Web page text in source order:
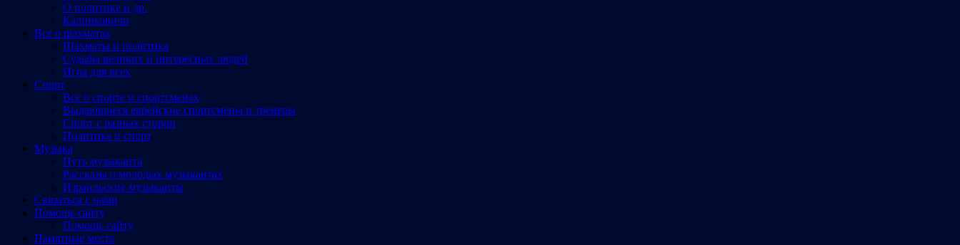
О политике и др.
Калинковичи
Все о шахматах
Шахматы и политика
Судьбы великих и интересных людей
Игра для всех
Спорт
Все о спорте и спортсменах
Выдающиеся еврейские спортсмены и тренеры
Спорт с разных сторон
Политика и спорт
Музыка
Путь музыканта
Рассказы о молодых музыкантах
Израильские музыканты
Cвязаться с нами
Помощь сайту
Помощь сайту
Памятные места